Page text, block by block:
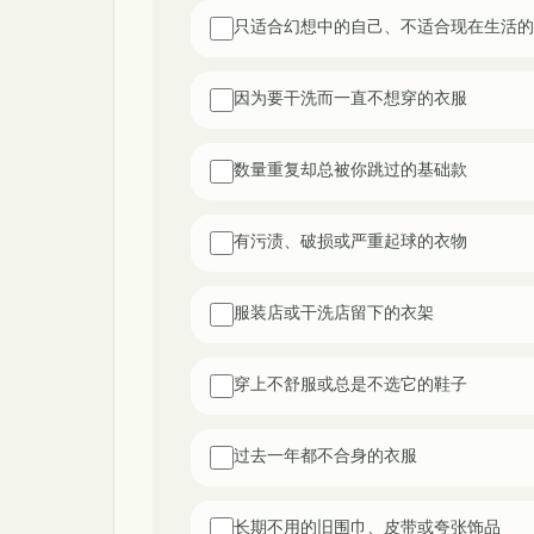
只适合幻想中的自己、不适合现在生活
因为要干洗而一直不想穿的衣服
数量重复却总被你跳过的基础款
有污渍、破损或严重起球的衣物
服装店或干洗店留下的衣架
穿上不舒服或总是不选它的鞋子
过去一年都不合身的衣服
长期不用的旧围巾、皮带或夸张饰品